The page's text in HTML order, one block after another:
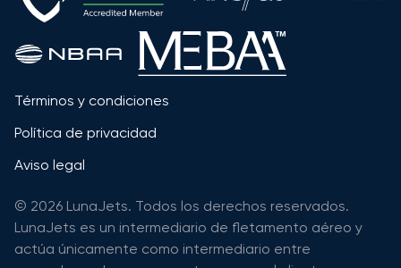
Términos y condiciones
Política de privacidad
Aviso legal
© 2026 LunaJets. Todos los derechos reservados.
LunaJets es un intermediario de fletamento aéreo y
actúa únicamente como intermediario entre